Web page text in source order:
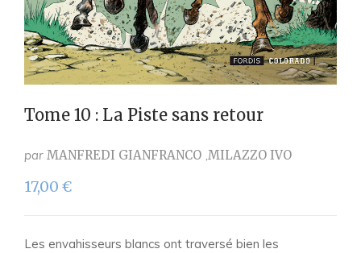
Tome 10 : La Piste sans retour
par MANFREDI GIANFRANCO MILAZZO IVO
17,00 €
Les envahisseurs blancs ont traversé bien les